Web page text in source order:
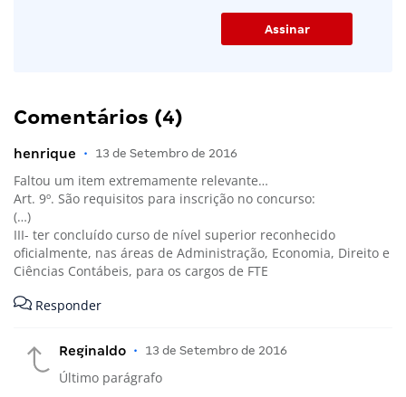
Comentários (4)
henrique • 13 de Setembro de 2016
Faltou um item extremamente relevante…
Art. 9º. São requisitos para inscrição no concurso:
(…)
III- ter concluído curso de nível superior reconhecido
oficialmente, nas áreas de Administração, Economia, Direito e
Ciências Contábeis, para os cargos de FTE
Responder
Reginaldo • 13 de Setembro de 2016
Último parágrafo